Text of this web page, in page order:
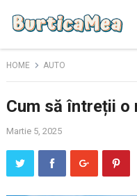
HOME AUTO
Cum să întreții o
Martie 5, 2025